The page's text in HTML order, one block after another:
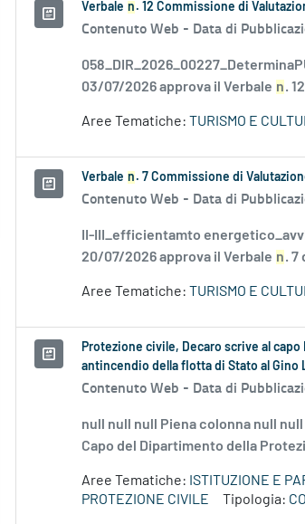
Verbale n . 12 Commissione di
Contenuto Web - Data di
03/07/2026 approva il Verbale n.
Aree Tematiche: TURISMO E
Verbale n . 7 Commissione di
Contenuto Web - Data di
II-III_efficientamto
20/07/2026 approva il Verbale n. 7
Aree Tematiche: TURISMO E
Protezione civile, Decaro scrive al
antincendio della flotta di Stato al Gino
Contenuto Web - Data di
null null null Piena colonna null
Capo del Dipartimento della
Aree Tematiche: ISTITUZIONE E
PROTEZIONE CIVILE
Tipologia: